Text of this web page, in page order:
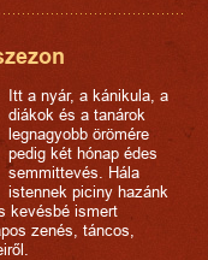
Itt a nyár, a kánikula, a
diákok és a tanárok
legnagyobb örömére
pedig két hónap édes
semmittevés. Hála
istennek piciny hazánk
kevésbé ismert
zenés, táncos,